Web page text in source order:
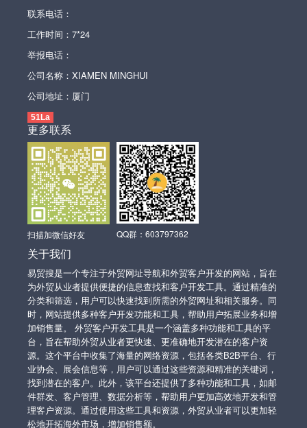
联系电话：
工作时间：7*24
举报电话：
公司名称：XIAMEN MINGHUI
公司地址：厦门
51La
更多联系
扫描加微信好友 QQ群：603797362
关于我们
易贸搜是一个专注于外贸网址导航和外贸客户开发的网站，旨在
为外贸从业者提供便捷的信息查找和客户开发工具。通过精准的
分类和筛选，用户可以快速找到所需的外贸网址和相关服务。同
时，网站提供多种客户开发功能和工具，帮助用户拓展业务和增
加销售量。 外贸客户开发工具是一个涵盖多种功能和工具的平
台，旨在帮助外贸从业者更快速、更准确地开发潜在的客户资
源。这个平台中收集了海量的网络资源，包括各类B2B平台、行
业协会、展会信息等，用户可以通过这些资源和精准的关键词，
找到潜在的客户。此外，该平台还提供了多种功能和工具，如邮
件群发、客户管理、数据分析等，帮助用户更加高效地开发和管
理客户资源。通过使用这些工具和资源，外贸从业者可以更加轻
松地开拓海外市场，增加销售额。